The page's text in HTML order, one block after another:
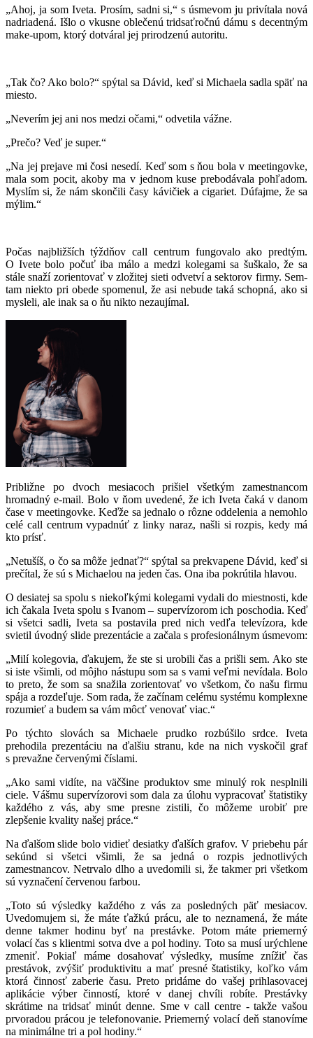
„Ahoj, ja som Iveta. Prosím, sadni si,“ s úsmevom ju privítala nová
nadriadená. Išlo o vkusne oblečenú tridsaťročnú dámu s decentným
make-upom, ktorý dotváral jej prirodzenú autoritu.
„Tak čo? Ako bolo?“ spýtal sa Dávid, keď si Michaela sadla späť na
miesto.
„Neverím jej ani nos medzi očami,“ odvetila vážne.
„Prečo? Veď je super.“
„Na jej prejave mi čosi nesedí. Keď som s ňou bola v meetingovke,
mala som pocit, akoby ma v jednom kuse prebodávala pohľadom.
Myslím si, že nám skončili časy kávičiek a cigariet. Dúfajme, že sa
mýlim.“
Počas najbližších týždňov call centrum fungovalo ako predtým.
O Ivete bolo počuť iba málo a medzi kolegami sa šuškalo, že sa
stále snaží zorientovať v zložitej sieti odvetví a sektorov firmy. Sem-
tam niekto pri obede spomenul, že asi nebude taká schopná, ako si
mysleli, ale inak sa o ňu nikto nezaujímal.
Približne po dvoch mesiacoch prišiel všetkým zamestnancom
hromadný e-mail. Bolo v ňom uvedené, že ich Iveta čaká v danom
čase v meetingovke. Keďže sa jednalo o rôzne oddelenia a nemohlo
celé call centrum vypadnúť z linky naraz, našli si rozpis, kedy má
kto prísť.
„Netušíš, o čo sa môže jednať?“ spýtal sa prekvapene Dávid, keď si
prečítal, že sú s Michaelou na jeden čas. Ona iba pokrútila hlavou.
O desiatej sa spolu s niekoľkými kolegami vydali do miestnosti, kde
ich čakala Iveta spolu s Ivanom – supervízorom ich poschodia. Keď
si všetci sadli, Iveta sa postavila pred nich vedľa televízora, kde
svietil úvodný slide prezentácie a začala s profesionálnym úsmevom:
„Milí kolegovia, ďakujem, že ste si urobili čas a prišli sem. Ako ste
si iste všimli, od môjho nástupu som sa s vami veľmi nevídala. Bolo
to preto, že som sa snažila zorientovať vo všetkom, čo našu firmu
spája a rozdeľuje. Som rada, že začínam celému systému komplexne
rozumieť a budem sa vám môcť venovať viac.“
Po týchto slovách sa Michaele prudko rozbúšilo srdce. Iveta
prehodila prezentáciu na ďalšiu stranu, kde na nich vyskočil graf
s prevažne červenými číslami.
„Ako sami vidíte, na väčšine produktov sme minulý rok nesplnili
ciele. Vášmu supervízorovi som dala za úlohu vypracovať štatistiky
každého z vás, aby sme presne zistili, čo môžeme urobiť pre
zlepšenie kvality našej práce.“
Na ďalšom slide bolo vidieť desiatky ďalších grafov. V priebehu pár
sekúnd si všetci všimli, že sa jedná o rozpis jednotlivých
zamestnancov. Netrvalo dlho a uvedomili si, že takmer pri všetkom
sú vyznačení červenou farbou.
„Toto sú výsledky každého z vás za posledných päť mesiacov.
Uvedomujem si, že máte ťažkú prácu, ale to neznamená, že máte
denne takmer hodinu byť na prestávke. Potom máte priemerný
volací čas s klientmi sotva dve a pol hodiny. Toto sa musí urýchlene
zmeniť. Pokiaľ máme dosahovať výsledky, musíme znížiť čas
prestávok, zvýšiť produktivitu a mať presné štatistiky, koľko vám
ktorá činnosť zaberie času. Preto pridáme do vašej prihlasovacej
aplikácie výber činností, ktoré v danej chvíli robíte. Prestávky
skrátime na tridsať minút denne. Sme v call centre - takže vašou
prvoradou prácou je telefonovanie. Priemerný volací deň stanovíme
na minimálne tri a pol hodiny.“